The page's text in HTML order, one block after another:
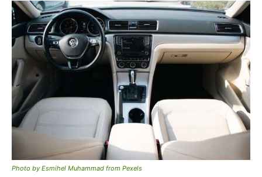
Photo by Esmihel Muhammad from Pexels